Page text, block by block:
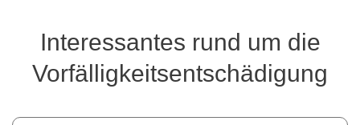
Interessantes rund um die
Vorfälligkeitsentschädigung